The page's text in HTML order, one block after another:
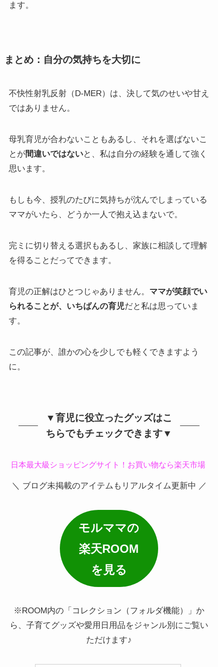
ます。
まとめ：自分の気持ちを大切に
不快性射乳反射（D-MER）は、決して気のせいや甘え
ではありません。
母乳育児が合わないこともあるし、それを選ばないこ
とが間違いではないと、私は自分の経験を通して強く
思います。
もしも今、授乳のたびに気持ちが沈んでしまっている
ママがいたら、どうか一人で抱え込まないで。
完ミに切り替える選択もあるし、家族に相談して理解
を得ることだってできます。
育児の正解はひとつじゃありません。 ママが笑顔でい
られることが、いちばんの育児だと私は思っていま
す。
この記事が、誰かの心を少しでも軽くできますよう
に。
▼育児に役立ったグッズはこ
ちらでもチェックできます▼
日本最大級ショッピングサイト！お買い物なら楽天市場
＼ ブログ未掲載のアイテムもリアルタイム更新中 ／
モルママの
楽天ROOM
を見る
※ROOM内の「コレクション（フォルダ機能）」か
ら、子育てグッズや愛用日用品をジャンル別にご覧い
ただけます♪